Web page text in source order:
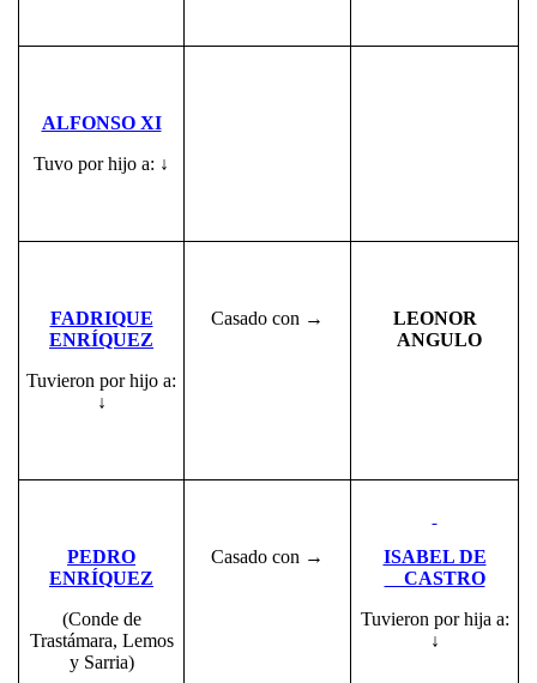
ALFONSO XI
Tuvo por hijo a: ↓
FADRIQUE
ENRÍQUEZ
Tuvieron por hijo a:
↓
Casado con →
LEONOR
ANGULO
PEDRO
ENRÍQUEZ
(Conde de
Trastámara, Lemos
y Sarria)
Casado con →
ISABEL DE
CASTRO
Tuvieron por hija a:
↓